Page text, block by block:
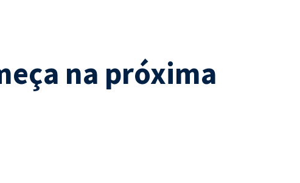
na próxima